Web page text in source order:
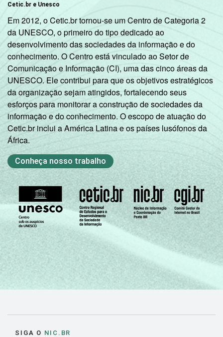
Cetic.br e Unesco
Em 2012, o Cetic.br tornou-se um Centro de Categoria 2
da UNESCO, o primeiro do tipo dedicado ao
desenvolvimento das sociedades da informação e do
conhecimento. O Centro está vinculado ao Setor de
Comunicação e Informação (CI), uma das cinco áreas da
UNESCO. Ele contribui para que os objetivos estratégicos
da organização sejam atingidos, fortalecendo seus
esforços para monitorar a construção de sociedades da
informação e do conhecimento. O escopo de atuação do
Cetic.br inclui a América Latina e os países lusófonos da
África.
Conheça nosso trabalho
SIGA O NIC.BR